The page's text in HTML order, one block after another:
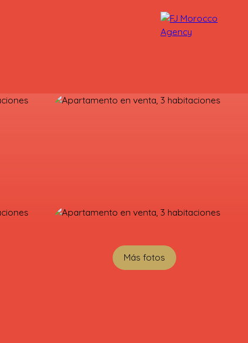
Más fotos